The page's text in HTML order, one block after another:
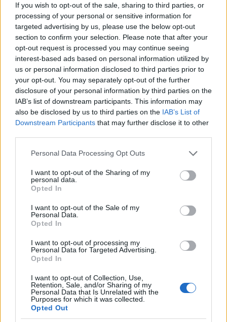
If you wish to opt-out of the sale, sharing to third parties, or
processing of your personal or sensitive information for
targeted advertising by us, please use the below opt-out
section to confirm your selection. Please note that after your
opt-out request is processed you may continue seeing
interest-based ads based on personal information utilized by
us or personal information disclosed to third parties prior to
your opt-out. You may separately opt-out of the further
disclosure of your personal information by third parties on the
IAB’s list of downstream participants. This information may
also be disclosed by us to third parties on the IAB’s List of
Downstream Participants that may further disclose it to other
Please note that this website/app uses one or more Google
not limited to your visit or usage behaviour. You may click to
grant or deny consent to Google and its third-party tags to
use your data for below specified purposes in below Google
consent section.
Personal Data Processing Opt Outs
I want to opt-out of the Sharing of my
personal data.
Opted In
I want to opt-out of the Sale of my
Personal Data.
Opted In
I want to opt-out of processing my
Personal Data for Targeted Advertising.
Opted In
I want to opt-out of Collection, Use,
Retention, Sale, and/or Sharing of my
Personal Data that Is Unrelated with the
Purposes for which it was collected.
Opted Out
Emellett természetesen érdemes odafigyelni a
fővároson kívüli helyszínekre is!Szegeden a
Somogyi-könyvtárbanés aMóra sátornálmár
június 5-én elstartol a Janikovszky-emlékévhez
kapcsolódó családi naplóíró délután Majoros
Nórával. Június 12-én ugyanitt rendezik meg a
népszerűKönyvkirály olvasásnépszerűsítő játék
eredményhirdetését, ahol Bodor Attila tart interaktív
bemutatót, másnap pedig Tánczos Adrienn
színművész olvas fel az idén száz éve született írónő
Bábszínház művészei tacskóbőrbe bújva (
Bertalan és
bábszínházi tárlatvezetést a Janikovszky 100
vándorkiállításon.